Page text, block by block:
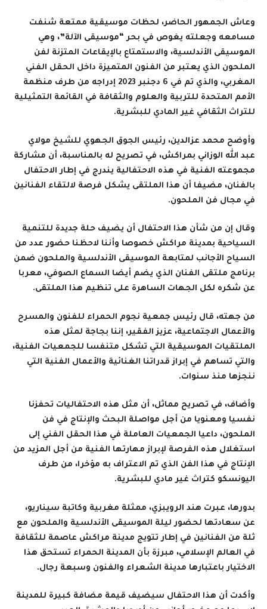
وعاش الجمهور الحاضر، لحظات موسيقية ممتعة شنفت
مسامعه وجعلته يغوص في بحر “موسيقى الآلة”، وهي
الموسيقى الأندلسية، والاستمتاع بالإيقاعات المتزنة لفن
الملحون الذي يعتبر من الفنون المتميزة داخل الحقل الفني
المغربي، والذي تم في 6 دجنبر 2023 إدراجه من طرف منظمة
الأمم المتحدة للتربية والعلوم والثقافة في القائمة التمثيلية
للتراث الثقافي غير المادي للبشرية.
وأوضح محمد عزالدين، رئيس الجوق الجهوي للشيخ مولاي
عبد الله الوزاني بمراكش، في تصريح له بالمناسبة، أن مشاركة
مجموعته الفنية في هذه الاحتفالية يندرج في إطار الاحتفال
بالفنان، مضيفا أن هذا الملتقى يشكل فرصة لالتقاء الفنانين
في مجال فن الملحون.
وقال إن من شأن هذا الاحتفال أن يضيف حلة جديدة للتنمية
السياحية بمدينة مراكش خصوصا وأننا لاحظنا حضور عدد من
السياح الأجانب لمتابعة الموسيقى الأندلسية والملحون ضمن
برنامج ملتقى الفنان الذي يضم أيضا السماع الصوفي، معربا
عن شكره لكل الجهات الساهرة على تنظيم هذا الملتقى.
من جهته، قال رئيس جمعية نجوم الحمراء للفنون والمسرح
والأعمال الاجتماعية، عزيز الفقير، إننا بجاجة لمثل هذه
الملتقيات الموسيقية التي تشكل متنفسا للجمعيات الفنية،
والتي تساهم في إبراز قدراتنا الغنائية والأعمال الفنية التي
ننجزها منذ سنوات.
وأضاف، في تصريح مماثل، أن مثل هذه الاحتفاليات تحفزنا
نفسيا ومعنويا من أجل مواصلة البحث والإنتاج في فن
الملحون، داعيا الجمعيات العاملة في هذا الحقل الفني إلى
استغلال هذه الفرصة لإبراز مهارتها الفنية من أجل المزيد من
الإنتاج في هذا الفن الذي تم الاعتراف به مؤخرا، من طرف
اليونسكو كتراث غير مادي للبشرية.
بدورها، عبرت هند الرويبزي، ممثلة مغربية وكاتبة سيناريو،
عن سعادتها لحضور ليلة الموسيقى الأندلسية والملحون مع
ثلة من الفنانين في إطار تتويج مدينة مراكش عاصمة للثقافة
في العالم الإسلامي، مبرزة بأن المدينة الحمراء تستحق هذا
الاختيار باعتبارها مدينة الشعراء والفنون وسبعة رجال.
وأكدت أن هذا الاحتفال سيضيف قيمة مضافة كبيرة للمدينة